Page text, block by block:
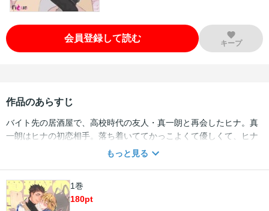
会員登録して読む キープ
作品のあらすじ
バイト先の居酒屋で、高校時代の友人・真一朗と再会したヒナ。真
一朗はヒナの初恋相手。落ち着いててかっこよくて優しくて、ヒナ
は真一朗が大好きだった。だからこそ、この恋心がバレるんじゃな
優しさにどうしようもなくキュン…☆ ヒナは今度こそ逃げないと心
に誓うけれど――？【フィカス】
もっと見る
1巻
180pt